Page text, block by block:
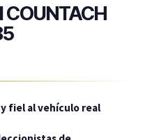
COUNTACH
fiel al vehículo real